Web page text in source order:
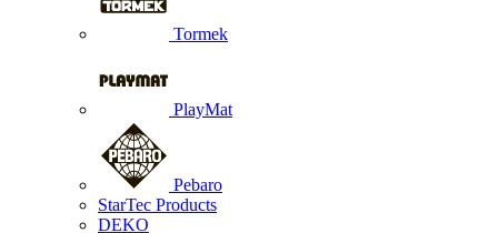
Tormek
PlayMat
Pebaro
StarTec Products
DEKO